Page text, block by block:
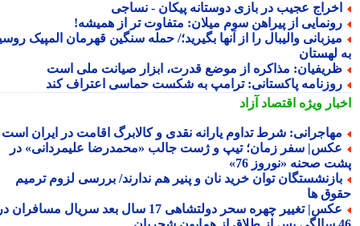
عجیب در بازی دوستانه پیکان - نساجی
از پیراهن سوم میلان: متفاوت تر از همیشه!
والیبال را از آنها بگیرید؛/ حمله سنگین قهرمان المپیک روسیه
لهستان
مذاکره از موضع قدرت، ابزار صیانت ملی است
پاکستانی: ترامپ به شکست حماسی اعتراف کند
ویژهاقتصاد آزاد
شرط تداوم یارانه نقدی و کالابرگ اقامت در ایران است
سفر زمان؛ تیپ و ژست جالب «محمدرضا علیمردانی» در
صحنه «نوروز 76»
توان خرید نان و پنیر هم ندارند/ بررسی لزوم ترمیم
ها
عکس| تغییر چهره سحر دولتشاهی 17 سال بعد سریال مسافران در